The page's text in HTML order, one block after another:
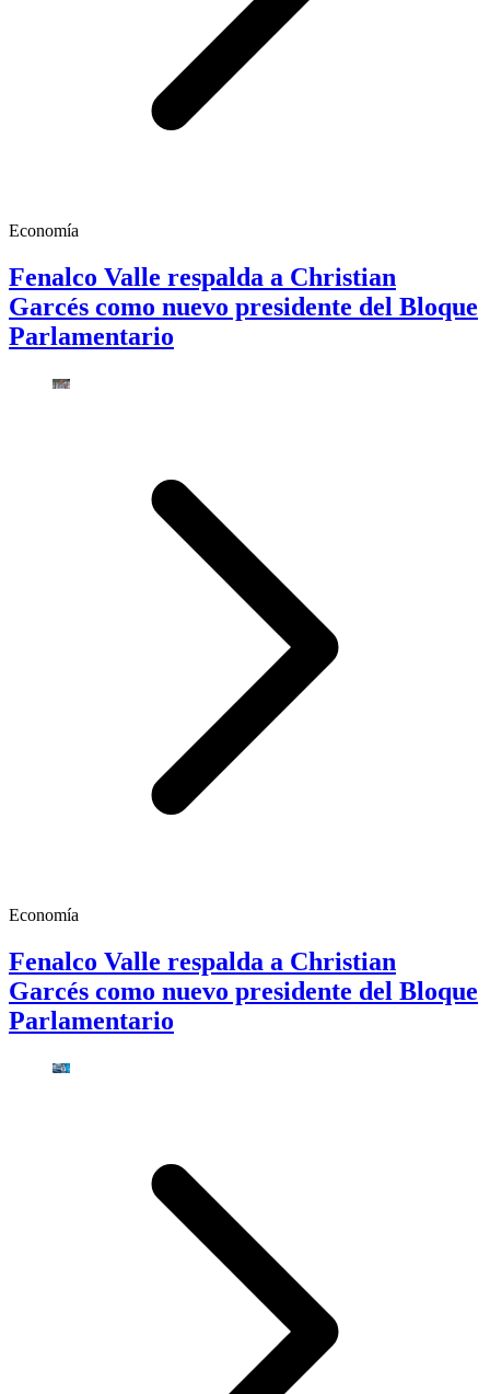
Economía
Fenalco Valle respalda a Christian
Garcés como nuevo presidente del Bloque
Parlamentario
Economía
Fenalco Valle respalda a Christian
Garcés como nuevo presidente del Bloque
Parlamentario